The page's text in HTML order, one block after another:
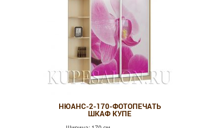
НЮАНС-2-170-ФОТОПЕЧАТЬ
ШКАФ КУПЕ